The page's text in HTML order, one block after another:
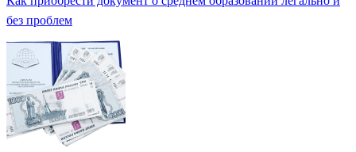
без проблем